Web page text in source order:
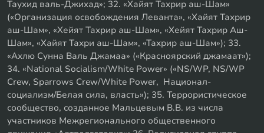
Таухид валь-Джихад»; 32. «Хайят Тахрир аш-Шам»
(«Организация освобождения Леванта», «Хайят Тахрир
аш-Шам», «Хейят Тахрир аш-Шам», «Хейят Тахрир Аш-
Шам», «Хайят Тахри аш-Шам», «Тахрир аш-Шам»); 33.
«Ахлю Сунна Валь Джамаа» («Красноярский джамаат»);
34. «National Socialism/White Power» («NS/WP, NS/WP
Crew, Sparrows Crew/White Power, Национал-
социализм/Белая сила, власть»); 35. Террористическое
сообщество, созданное Мальцевым В.В. из числа
участников Межрегионального общественного